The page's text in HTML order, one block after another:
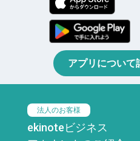
アプリについて
法人のお客様
ekinoteビジネス